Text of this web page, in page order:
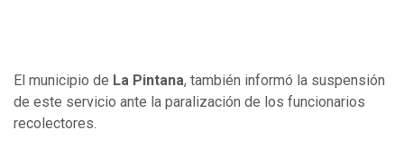
El municipio de La Pintana, también informó la suspensión
de este servicio ante la paralización de los funcionarios
recolectores.